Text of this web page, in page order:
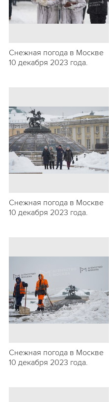
Снежная погода в Москве
10 декабря 2023 года.
Снежная погода в Москве
10 декабря 2023 года.
Снежная погода в Москве
10 декабря 2023 года.